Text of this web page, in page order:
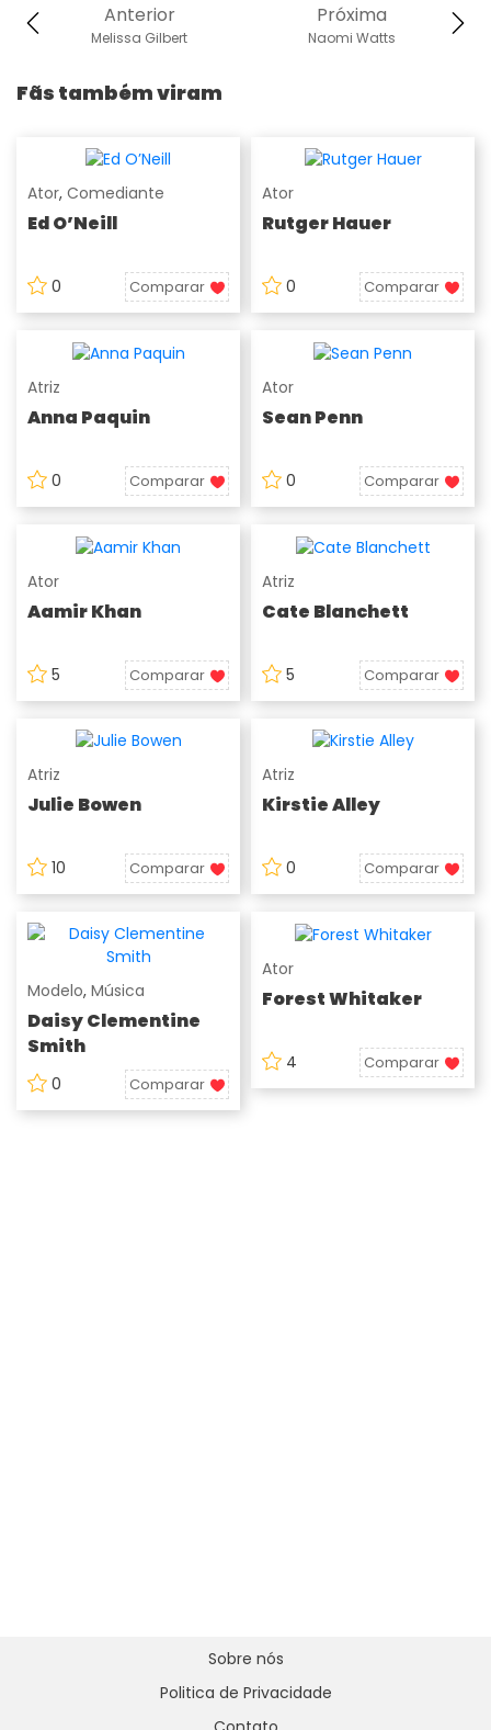
Próxima
Naomi Watts
Anterior
Melissa Gilbert
Fãs também viram
Ator, Comediante
Ed O’Neill
0 Comparar
Ator
Rutger Hauer
0 Comparar
Atriz
Anna Paquin
0 Comparar
Ator
Sean Penn
0 Comparar
Ator
Aamir Khan
5 Comparar
Atriz
Cate Blanchett
5 Comparar
Atriz
Julie Bowen
10 Comparar
Atriz
Kirstie Alley
0 Comparar
Modelo, Música
Daisy Clementine
Smith
0 Comparar
Ator
Forest Whitaker
4 Comparar
Sobre nós
Politica de Privacidade